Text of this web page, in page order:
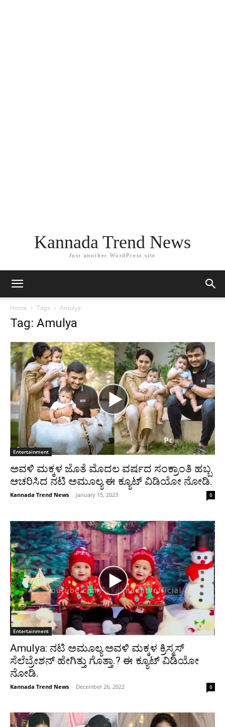
Kannada Trend News
Just another WordPress site
Home Tags Amulya
Tag: Amulya
Entertainment
ಅವಳಿ ಮಕ್ಕಳ ಜೊತೆ ಮೊದಲ ವರ್ಷದ ಸಂಕ್ರಾಂತಿ ಹಬ್ಬ
ಆಚರಿಸಿದ ನಟಿ ಅಮೂಲ್ಯ ಈ ಕ್ಯೂಟ್ ವಿಡಿಯೋ ನೋಡಿ.
Kannada Trend News - January 15, 2023 0
Entertainment
Amulya: ನಟಿ ಅಮೂಲ್ಯ ಅವಳಿ ಮಕ್ಕಳ ಕ್ರಿಸ್ಮಸ್
ಸೆಲೆಬ್ರೇಶನ್ ಹೇಗಿತ್ತು ಗೊತ್ತಾ.? ಈ ಕ್ಯೂಟ್ ವಿಡಿಯೋ
ನೋಡಿ.
Kannada Trend News - December 26, 2022 0